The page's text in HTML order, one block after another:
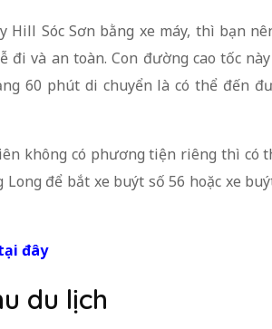
Hill Sóc Sơn bằng xe máy, thì bạn
đi và an toàn. Con đường cao tốc
60 phút di chuyển là có thể đến
không có phương tiện riêng thì có
để bắt xe buýt số 56 hoặc xe
đây
du lịch